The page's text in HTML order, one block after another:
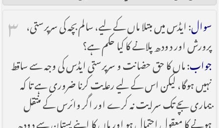
۳ سوال: ایڈس میں مبتلا ماں کے لیے، سالم بچہ کی سرپرستی،
پرورش اور دودھ پلانے کا کیا حکم ہے؟
جواب: ماں کا حق حضانت و سرپرستی ایڈس کی وجہ سے ساقط
نہیں ہوگا، لیکن اس کے لیے رعایت کرنا ضروری ہے تا کہ
بیماری بچے تک سرایت نہ کرے اور اگر وائرس کے منتقل
ہونے کا معقول احتمال ہو اور ماں کا اپنے پستان سے دودھ